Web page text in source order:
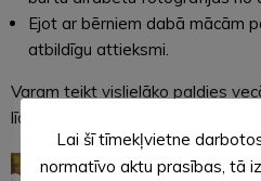
Ejot ar bērniem dabā mācām
atbildīgu attieksmi.
Varam teikt vislielāko paldies
līdzdalību dažādu DABAS
Lai šī tīmekļvietne
normatīvo aktu prasības, tā